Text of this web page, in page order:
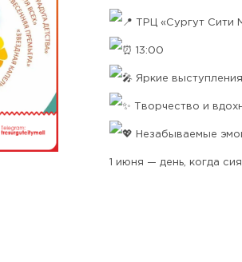
ТРЦ «Сургут Сити
13:00
Яркие выступления
Творчество и
Незабываемые
1 июня — день, когда